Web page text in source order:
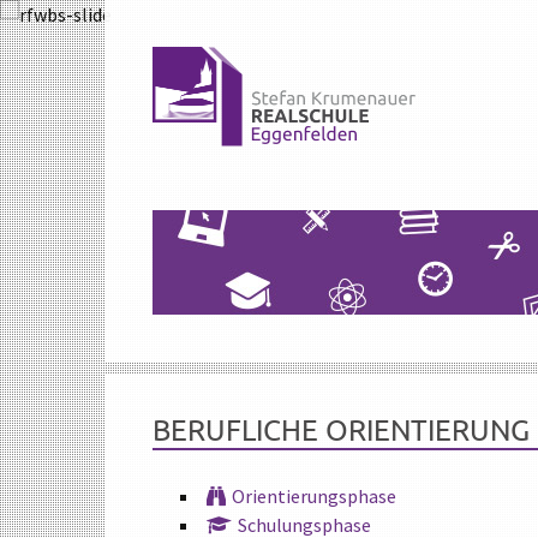
BERUFLICHE ORIENTIERUNG
Orientierungsphase
Schulungsphase